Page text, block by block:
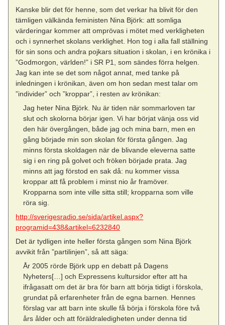
Kanske blir det för henne, som det verkar ha blivit för den
tämligen välkända feministen Nina Björk: att somliga
värderingar kommer att omprövas i mötet med verkligheten
och i synnerhet skolans verklighet. Hon tog i alla fall ställning
för sin sons och andra pojkars situation i skolan, i en krönika i
”Godmorgon, världen!” i SR P1, som sändes förra helgen.
Jag kan inte se det som något annat, med tanke på
inledningen i krönikan, även om hon sedan mest talar om
”individer” och ”kroppar”, i resten av krönikan:
Jag heter Nina Björk. Nu är tiden när sommarloven tar
slut och skolorna börjar igen. Vi har börjat vänja oss vid
den här övergången, både jag och mina barn, men en
gång började min son skolan för första gången. Jag
minns första skoldagen när de blivande eleverna satte
sig i en ring på golvet och fröken började prata. Jag
minns att jag förstod en sak då: nu kommer vissa
kroppar att få problem i minst nio år framöver.
Kropparna som inte ville sitta still; kropparna som ville
röra sig.
http://sverigesradio.se/sida/artikel.aspx?
programid=438&artikel=6232840
Det är tydligen inte heller första gången som Nina Björk
avvikit från ”partilinjen”, så att säga:
År 2005 rörde Björk upp en debatt på Dagens
Nyheters[…] och Expressens kultursidor efter att ha
ifrågasatt om det är bra för barn att börja tidigt i förskola,
grundat på erfarenheter från de egna barnen. Hennes
förslag var att barn inte skulle få börja i förskola före två
års ålder och att föräldraledigheten under denna tid